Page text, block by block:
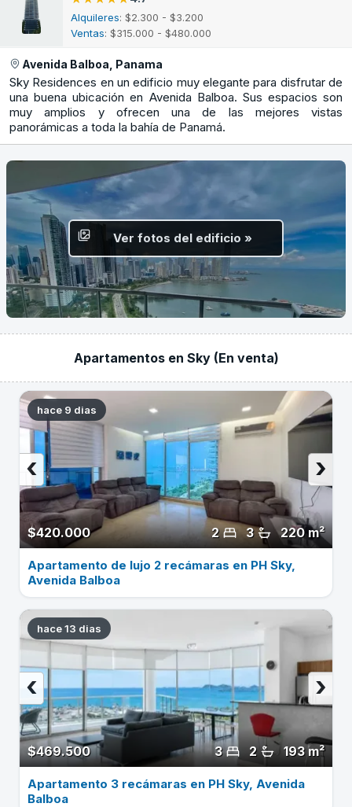
Alquileres: $2.300 - $3.200
Ventas: $315.000 - $480.000
Avenida Balboa, Panama
Sky Residences en un edificio muy elegante para disfrutar de
una buena ubicación en Avenida Balboa. Sus espacios son
muy amplios y ofrecen una de las mejores vistas
panorámicas a toda la bahía de Panamá.
Ver fotos del edificio »
Apartamentos en Sky (En venta)
hace 9 dias
$420.000 220 m²
3
2
›
‹
Apartamento de lujo 2 recámaras en PH Sky,
Avenida Balboa
hace 13 dias
$469.500 193 m²
2
3
›
‹
Apartamento 3 recámaras en PH Sky, Avenida
Balboa